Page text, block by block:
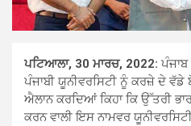
ਪਟਿਆਲਾ, 30 ਮਾਰਚ, 2022:
ਪੰਜਾਬੀ ਯੂਨੀਵਰਸਿਟੀ ਨੂੰ ਕਰਜ਼ੇ ਦੇ ਵੱਡੇ
ਐਲਾਨ ਕਰਦਿਆਂ ਕਿਹਾ ਕਿ ਉੱਤਰੀ
ਕਰਨ ਵਾਲੀ ਇਸ ਨਾਮਵਰ